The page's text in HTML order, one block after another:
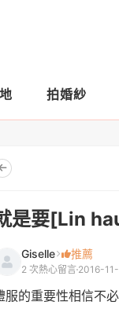
拍婚紗
是要[Lin
Giselle 推薦
2 次熱心留言 2016-
服的重要性相信不